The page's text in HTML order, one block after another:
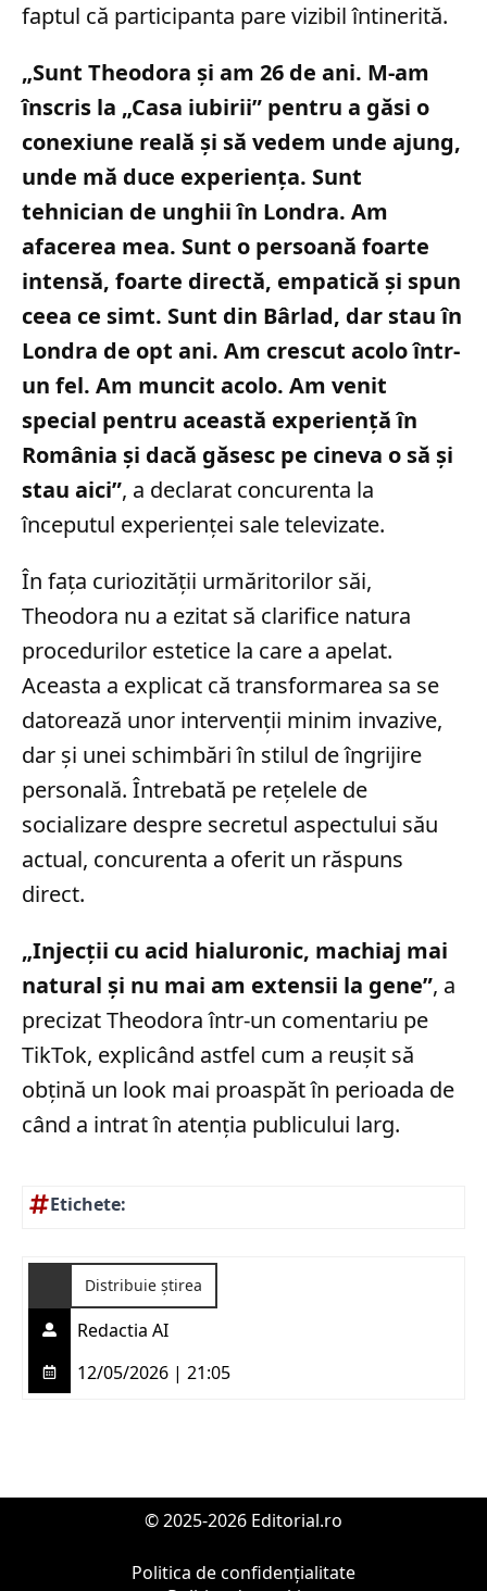
faptul că participanta pare vizibil întinerită.
„Sunt Theodora și am 26 de ani. M-am
înscris la „Casa iubirii” pentru a găsi o
conexiune reală și să vedem unde ajung,
unde mă duce experiența. Sunt
tehnician de unghii în Londra. Am
afacerea mea. Sunt o persoană foarte
intensă, foarte directă, empatică și spun
ceea ce simt. Sunt din Bârlad, dar stau în
Londra de opt ani. Am crescut acolo într-
un fel. Am muncit acolo. Am venit
special pentru această experiență în
România și dacă găsesc pe cineva o să și
stau aici”, a declarat concurenta la
începutul experienței sale televizate.
În fața curiozității urmăritorilor săi,
Theodora nu a ezitat să clarifice natura
procedurilor estetice la care a apelat.
Aceasta a explicat că transformarea sa se
datorează unor intervenții minim invazive,
dar și unei schimbări în stilul de îngrijire
personală. Întrebată pe rețelele de
socializare despre secretul aspectului său
actual, concurenta a oferit un răspuns
direct.
„Injecții cu acid hialuronic, machiaj mai
natural și nu mai am extensii la gene”, a
precizat Theodora într-un comentariu pe
TikTok, explicând astfel cum a reușit să
obțină un look mai proaspăt în perioada de
când a intrat în atenția publicului larg.
Etichete:
Distribuie știrea
Redactia AI
12/05/2026 | 21:05
© 2025-2026 Editorial.ro
Politica de confidențialitate